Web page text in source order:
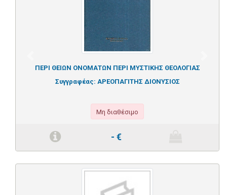
ΠΕΡΙ ΘΕΙΩΝ ΟΝΟΜΑΤΩΝ ΠΕΡΙ ΜΥΣΤΙΚΗΣ ΘΕΟΛΟΓΙΑΣ
Συγγραφέας: ΑΡΕΟΠΑΓΙΤΗΣ ΔΙΟΝΥΣΙΟΣ
Μη διαθέσιμο
- €